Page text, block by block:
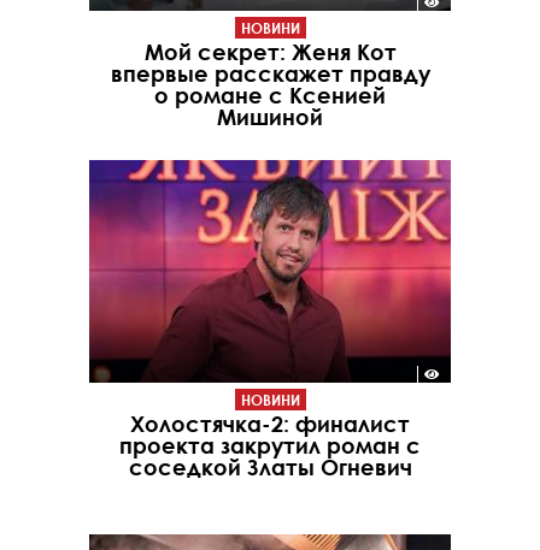
НОВИНИ
Мой секрет: Женя Кот
впервые расскажет правду
о романе с Ксенией
Мишиной
НОВИНИ
Холостячка-2: финалист
проекта закрутил роман с
соседкой Златы Огневич